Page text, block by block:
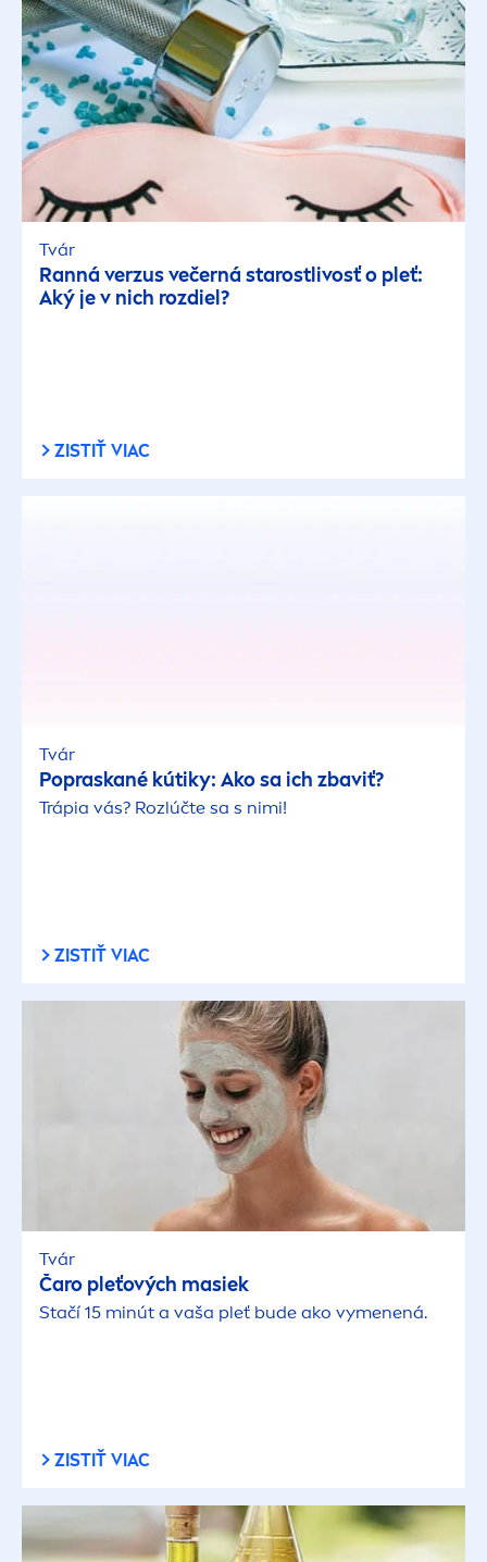
Tvár
Ranná verzus večerná starostlivosť o pleť:
Aký je v nich rozdiel?
ZISTIŤ VIAC
Tvár
Popraskané kútiky: Ako sa ich zbaviť?
Trápia vás? Rozlúčte sa s nimi!
ZISTIŤ VIAC
Tvár
Čaro pleťových masiek
Stačí 15 minút a vaša pleť bude ako vymenená.
ZISTIŤ VIAC